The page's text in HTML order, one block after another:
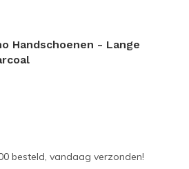
Handschoenen - Lange
besteld, vandaag verzonden!